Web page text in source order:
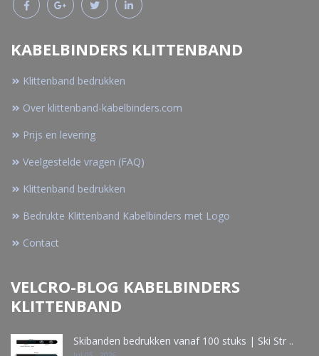
KABELBINDERS KLITTENBAND
Klittenband bedrukken
Over klittenband-kabelbinders.com
Prijs en levering
Veelgestelde vragen (FAQ)
Klittenband bedrukken
Bedrukte Klittenband Kabelbinders met Logo
Contact
VELCRO-BLOG KABELBINDERS
KLITTENBAND
Skibanden bedrukken vanaf 100 stuks | Ski Str ..